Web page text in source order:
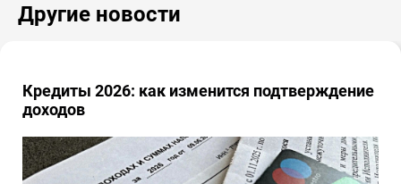
Другие новости
Кредиты 2026: как изменится подтверждение
доходов